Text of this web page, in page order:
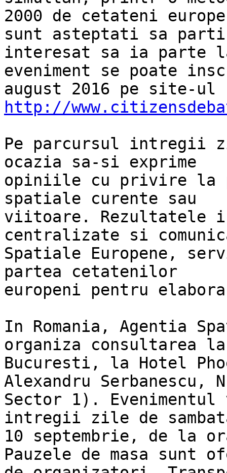
2000 de cetateni
sunt asteptati sa
interesat sa ia parte
eveniment se poate
http://
Pe parcursul intregii
ocazia sa-si exprime
opiniile cu privire la
spatiale curente sau
viitoare.
centralizate si
Spatiale Europene,
partea cetatenilor
europeni pentru
In Romania, Agentia
organiza consultarea la
Bucuresti, la Hotel
Alexandru Serbanescu,
Sector 1).
intregii zile de
10 septembrie, de la
Pauzele de masa sunt